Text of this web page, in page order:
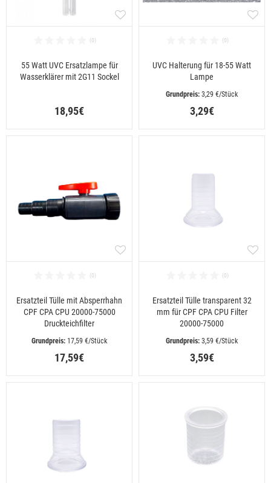
55 Watt UVC Ersatzlampe für
Wasserklärer mit 2G11 Sockel
18,95€
UVC Halterung für 18-55 Watt
Lampe
3,29 €/Stück
3,29€
Ersatzteil Tülle mit Absperrhahn
CPF CPA CPU 20000-75000
Druckteichfilter
17,59 €/Stück
17,59€
Ersatzteil Tülle transparent 32
mm für CPF CPA CPU Filter
20000-75000
3,59 €/Stück
3,59€